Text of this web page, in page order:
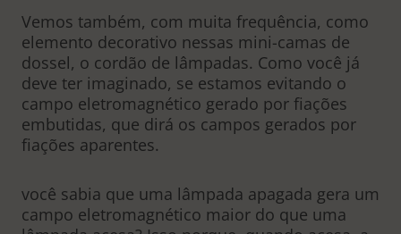
Vemos também, com muita frequência, como
elemento decorativo nessas mini-camas de
dossel, o cordão de lâmpadas. Como você já
deve ter imaginado, se estamos evitando o
campo eletromagnético gerado por fiações
embutidas, que dirá os campos gerados por
fiações aparentes.
você sabia que uma lâmpada apagada gera um
campo eletromagnético maior do que uma